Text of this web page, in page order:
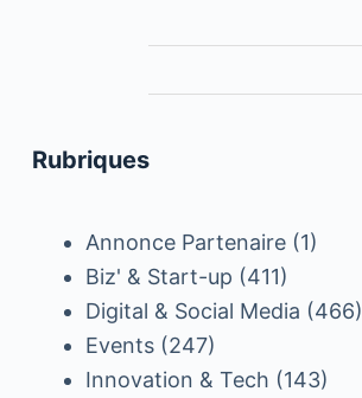
Rubriques
Annonce Partenaire(1)
Biz' & Start-up (411)
Digital & Social Media (466)
Events(247)
Innovation & Tech (143)